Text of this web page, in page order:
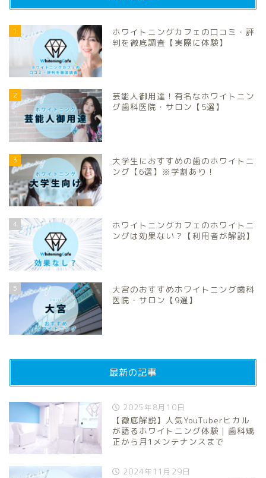
1
ホワイトニングカフェの口コミ・評
判を徹底調査【実際に体験】
2
芸能人御用達！有名なホワイトニン
グ歯科医院・サロン【5選】
3
大学生におすすめの歯のホワイトニ
ング【6選】※学割あり！
4
ホワイトニングカフェのホワイトニ
ングは効果ない？【利用者が解説】
5
大宮のおすすめホワイトニング歯科
医院・サロン【9選】
最新の記事
2025年8月10日
【徹底解説】人気YouTuberヒカル
が語るホワイトニング体験｜歯科矯
正から月1メンテナンスまで
2024年11月29日